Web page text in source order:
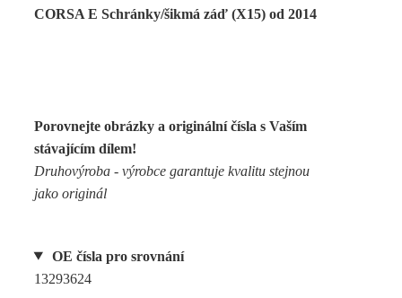
CORSA E Schránky/šikmá záď (X15) od 2014
Porovnejte obrázky a originální čísla s Vaším
stávajícím dílem!
Druhovýroba - výrobce garantuje kvalitu stejnou
jako originál
OE čísla pro srovnání
13293624